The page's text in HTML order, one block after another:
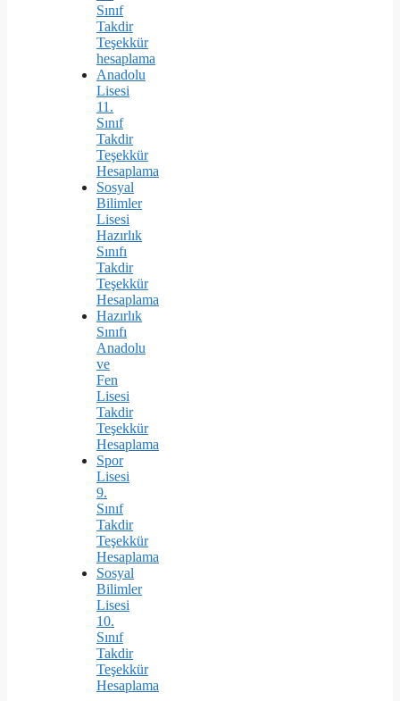
Sınıf
Takdir
Teşekkür
hesaplama
Anadolu
Lisesi
11.
Sınıf
Takdir
Teşekkür
Hesaplama
Sosyal
Bilimler
Lisesi
Hazırlık
Sınıfı
Takdir
Teşekkür
Hesaplama
Hazırlık
Sınıfı
Anadolu
ve
Fen
Lisesi
Takdir
Teşekkür
Hesaplama
Spor
Lisesi
9.
Sınıf
Takdir
Teşekkür
Hesaplama
Sosyal
Bilimler
Lisesi
10.
Sınıf
Takdir
Teşekkür
Hesaplama